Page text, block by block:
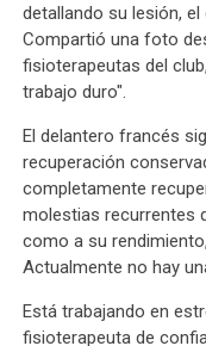
detallando su lesión,
Compartió una foto
fisioterapeutas del
trabajo duro".
El delantero francés
recuperación
completamente
molestias recurrentes
como a su
Actualmente no hay
Está trabajando en
fisioterapeuta de